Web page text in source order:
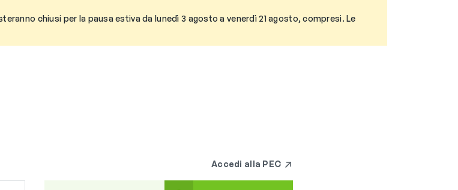
chiusi per la pausa estiva da lunedì 3 agosto a venerdì 21 agosto, compresi. Le
Accedi alla PEC